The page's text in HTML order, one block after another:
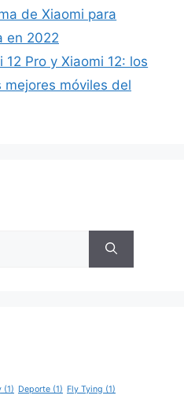
de Xiaomi para
en 2022
Pro y Xiaomi 12: los
móviles del
(1) Deporte (1) Fly Tying (1)